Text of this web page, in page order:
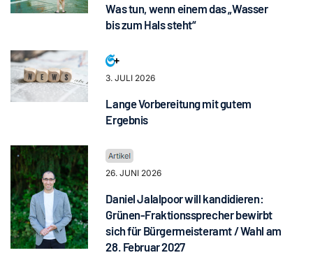
Was tun, wenn einem das „Wasser
bis zum Hals steht“
3. JULI 2026
Lange Vorbereitung mit gutem
Ergebnis
26. JUNI 2026
Daniel Jalalpoor will kandidieren:
Grünen-Fraktionssprecher bewirbt
sich für Bürgermeisteramt / Wahl am
28. Februar 2027